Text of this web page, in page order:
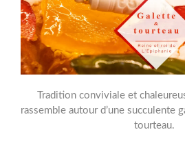
Tradition conviviale et
rassemble autour d’une succulente
tourteau.